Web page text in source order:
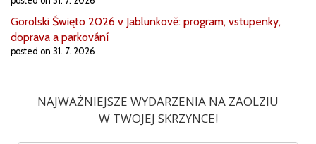
Gorolski Święto 2026 v Jablunkově: program, vstupenky,
doprava a parkování
posted on 31. 7. 2026
NAJWAŻNIEJSZE WYDARZENIA NA ZAOLZIU
W TWOJEJ SKRZYNCE!